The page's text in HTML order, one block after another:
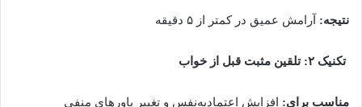
نتیجه: آرامش عمیق در کمتر از ۵ دقیقه
تکنیک ۲: تلقین مثبت قبل از خواب
مناسب برای: افزایش اعتمادبه‌نفس و تغییر باورهای منفی